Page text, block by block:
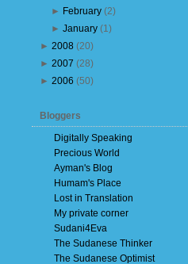
► February (2)
►January (1)
► 2008 (20)
► 2007 (28)
► 2006 (50)
Bloggers
Digitally Speaking
Precious World
Ayman's Blog
Humam's Place
Lost in Translation
My private corner
Sudani4Eva
The Sudanese Thinker
The Sudanese Optimist